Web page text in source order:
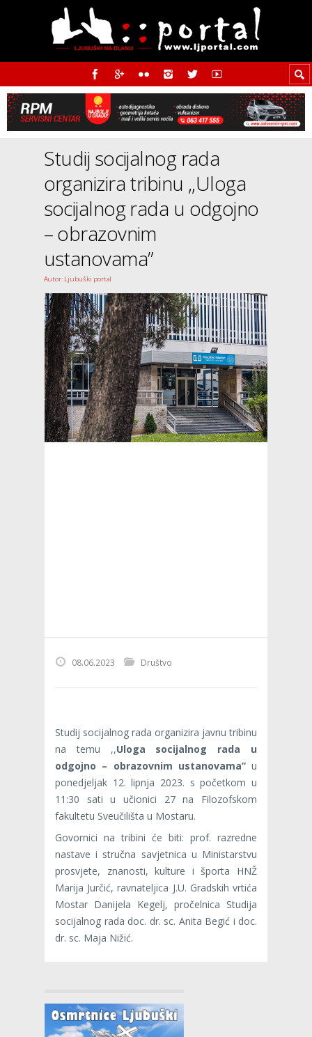
Studij socijalnog rada
organizira tribinu ,,Uloga
socijalnog rada u odgojno
– obrazovnim
ustanovama”
Autor: Ljubuški portal
08.06.2023 Društvo
Studij socijalnog rada organizira javnu tribinu
na temu ,,Uloga socijalnog rada u
odgojno – obrazovnim ustanovama” u
ponedjeljak 12. lipnja 2023. s početkom u
11:30 sati u učionici 27 na Filozofskom
fakultetu Sveučilišta u Mostaru.
Govornici na tribini će biti: prof. razredne
nastave i stručna savjetnica u Ministarstvu
prosvjete, znanosti, kulture i športa HNŽ
Marija Jurčić, ravnateljica J.U. Gradskih vrtića
Mostar Danijela Kegelj, pročelnica Studija
socijalnog rada doc. dr. sc. Anita Begić i doc.
dr. sc. Maja Nižić.